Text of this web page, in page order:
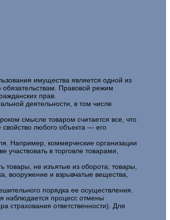
имущества является одной из
Правовой режим
прав.
деятельности, в том числе
смысле товаром считается все, что
любого объекта — его
Например, коммерческие организации
в торговле товарами,
товары, не изъятые из оборота; товары,
вооружение и взрывчатые вещества,
порядка ее осуществления.
наблюдается процесс отмены
страхования ответственности). Для